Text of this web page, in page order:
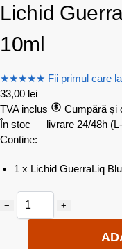
Lichid
10ml
★★★★★ Fii primul care
33,00 lei
TVA inclus
Cumpără și
În stoc — livrare 24/48h
Contine:
1 x Lichid GuerraLiq
− +